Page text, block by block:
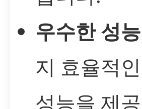
우수한 성
지 효율적
성능을 제